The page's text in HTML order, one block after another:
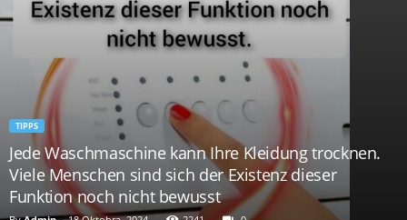
TIPPS
Jede Waschmaschine kann Ihre Kleidung trocknen.
Viele Menschen sind sich der Existenz dieser
Funktion noch nicht bewusst